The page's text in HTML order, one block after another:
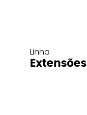
Linha
Extensões